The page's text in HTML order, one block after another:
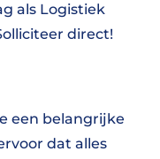
als Logistiek
direct!
een belangrijke
dat alles